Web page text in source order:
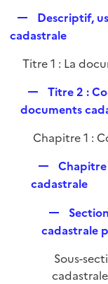
r
e
r
l
i
e
r
e
l
r
Descriptif,
cadastrale
Titre 1 : La
e
l
r
Titre 2 :
documents
Chapitre 1 :
e
l
i
e
r
cadastrale
e
l
i
cadastrale
Sous-